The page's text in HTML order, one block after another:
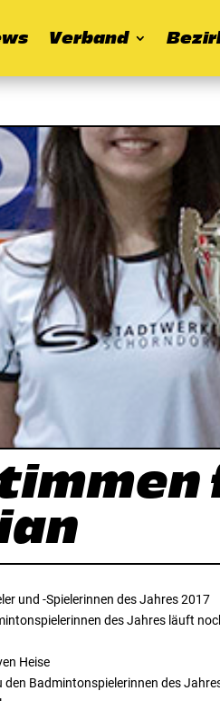
Verband
und -Spielerinnen des Jahres 2017
des Jahres läuft
Heise
den Badmintonspielerinnen des